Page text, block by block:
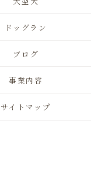
ドッグラン
ブログ
事業内容
サイトマップ